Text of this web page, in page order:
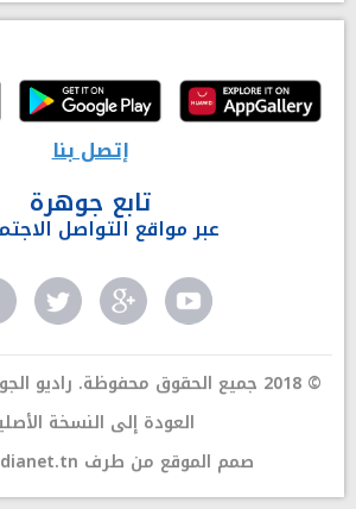
إتصل بنا
تابع جوهرة
عبر مواقع التواصل
© 2018 جميع الحقوق محفوظة. راديو الجوهرة أف آم، تونس
العودة إلى النسخة
صمم الموقع من طرف